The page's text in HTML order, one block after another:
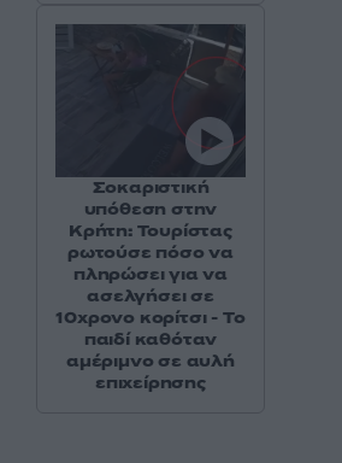
Σοκαριστική
υπόθεση στην
Κρήτη: Τουρίστας
ρωτούσε πόσο να
πληρώσει για να
ασελγήσει σε
10χρονο κορίτσι - Το
παιδί καθόταν
αμέριμνο σε αυλή
επιχείρησης